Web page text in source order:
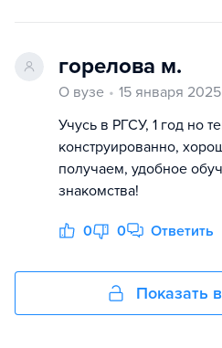
горелова м.
О вузе
15 января 2025
Учусь в РГСУ, 1 год но
конструированно,
получаем, удобное
знакомства!
0 0 Ответить
Показать